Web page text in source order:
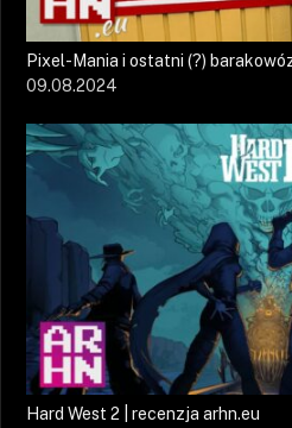
Pixel-Mania i ostatni (?)
09.08.2024
Hard West 2 | recenzja arhn.eu